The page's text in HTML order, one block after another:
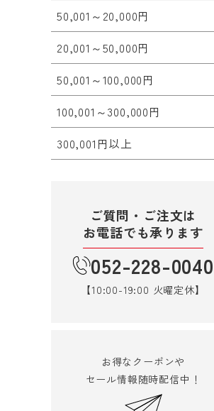
50,001～20,000円
20,001～50,000円
50,001～100,000円
100,001～300,000円
300,001円以上
ご質問・ご注文は
お電話でも承ります
052-228-0040
【10:00-19:00 火曜定休】
お得なクーポンや
セール情報随時配信中！